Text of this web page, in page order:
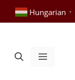
Hungarian ▼
Menü